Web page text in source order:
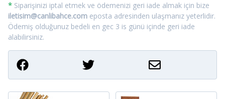
* Siparişinizi iptal etmek ve ödemenizi geri iade almak için bize
iletisim@canlibahce.com eposta adresinden ulaşmanız yeterlidir.
Ödemiş olduğunuz bedeli en gec 3 is günü içinde geri iade
alabilirsiniz.